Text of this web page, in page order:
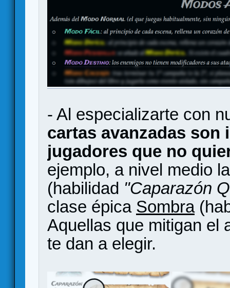
- Al especializarte con
cartas avanzadas son
jugadores que no
ejemplo, a nivel medio
(habilidad "Caparazón
clase épica Sombra
Aquellas que mitigan el
te dan a elegir.